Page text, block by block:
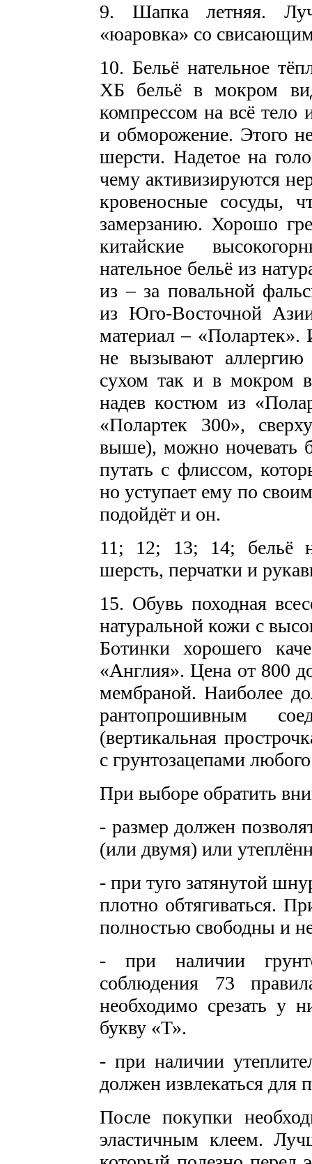
9. Шапка летняя.
«юаровка» со
10. Бельё нательное
ХБ бельё в мокром
компрессом на всё тело
и обморожение. Этого
шерсти. Надетое на
чему активизируются
кровеносные сосуды,
замерзанию. Хорошо
китайские
нательное бельё из
из – за повальной
из Юго-Восточной
материал – «Полартек».
не вызывают аллергию
сухом так и в мокром
надев костюм из
«Полартек 300»,
выше), можно ночевать
путать с флиссом,
но уступает ему по
подойдёт и он.
11; 12; 13; 14; бельё
шерсть, перчатки и
15. Обувь походная
натуральной кожи с
Ботинки хорошего
«Англия». Цена от 800
мембраной. Наиболее
рантопрошивным
(вертикальная
с грунтозацепами
При выборе обратить
- размер должен
(или двумя) или
- при туго затянутой
плотно обтягиваться.
полностью свободны и
- при наличии
соблюдения 73
необходимо срезать у
букву «Т».
- при наличии
должен извлекаться для
После покупки
эластичным клеем.